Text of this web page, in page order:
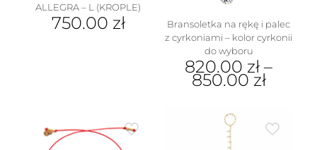
ALLEGRA – L (KROPLE)
750.00 zł
Bransoletka na rękę i palec
z cyrkoniami – kolor cyrkonii
do wyboru
820.00 zł –
850.00 zł
ma
wiele